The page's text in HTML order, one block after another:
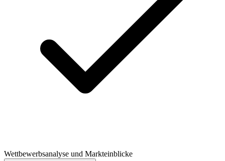
Wettbewerbsanalyse und Markteinblicke